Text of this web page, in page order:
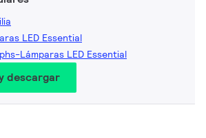
LED Essential
Lámparas LED Essential
descargar